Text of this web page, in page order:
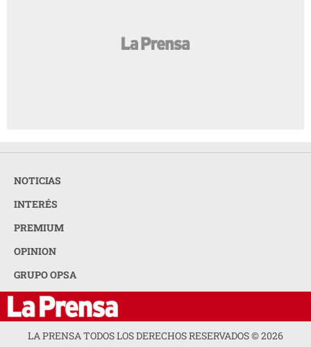
NOTICIAS
INTERÉS
PREMIUM
OPINION
GRUPO OPSA
LA PRENSA TODOS LOS DERECHOS RESERVADOS ©2026